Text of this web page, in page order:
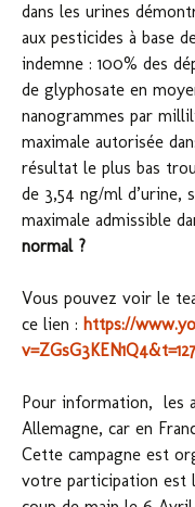
dans les urines
aux pesticides à base
indemne : 100% des
de glyphosate en
nanogrammes par
maximale autorisée
résultat le plus bas
de 3,54 ng/ml d’urine,
maximale admissible
normal ?
Vous pouvez voir le
ce lien : https://
Pour information, les
Allemagne, car en
Cette campagne est
votre participation est